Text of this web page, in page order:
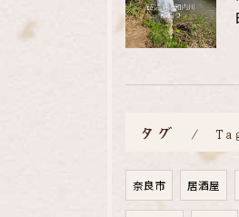
タグ
奈良市 居酒屋